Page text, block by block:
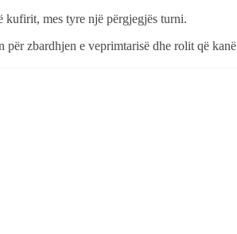
kufirit, mes tyre një përgjegjës turni.
zbardhjen e veprimtarisë dhe rolit që kanë